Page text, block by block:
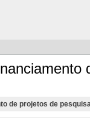
de projetos de